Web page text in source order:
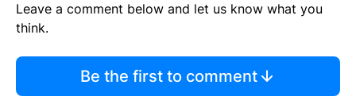
Leave a comment below and let us know what you
think.
Be the first to comment